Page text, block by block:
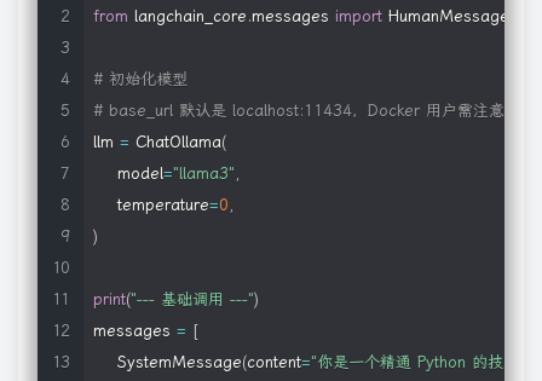
from langchain_core .messages import HumanMessage
# 初始化模型
# base_url 默认是 localhost:11434，Docker 用户需注意修改
llm = ChatOllama(
    model
="llama3"
    temperature
=0
)
print("--- 基础调用 ---")
messages = [
    SystemMessage
(content="你是一个精通 Python 的技术专